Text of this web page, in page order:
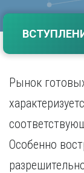
Волгоград
Воронеж
Е
И
Иваново
Ижевск
Рынок
Особенно